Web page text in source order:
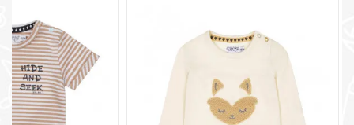
Radno vreme
Pon-Subota: 09:00-
Pišite nam
aksaonlinebih@aksabih.ba